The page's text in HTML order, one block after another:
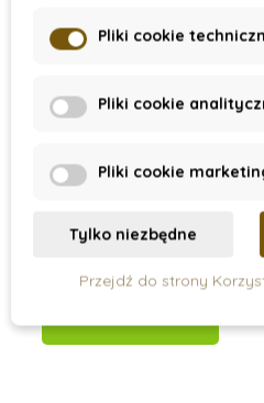
Knížka pro hru na
Pliki cookie
Pliki cookie
Pliki cookie
Tylko niezbędne
Przejdź do strony